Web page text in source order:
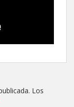
Los